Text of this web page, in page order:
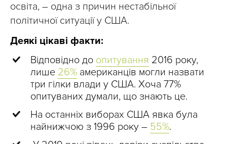
освіта, – одна з причин нестабільної
політичної ситуації у США.
Деякі цікаві факти:
Відповідно до опитування 2016 року,
лише 26% американців могли назвати
три гілки влади у США. Хоча 77%
опитуваних думали, що знають це.
На останніх виборах США явка була
найнижчою з 1996 року – 55%.